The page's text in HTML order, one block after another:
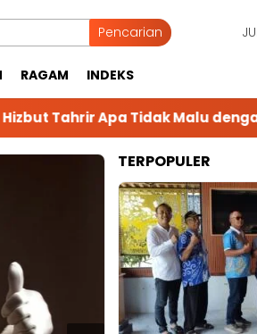
Pencarian
RAGAM INDEKS
Apa Tidak Malu dengan
TERPOPULER